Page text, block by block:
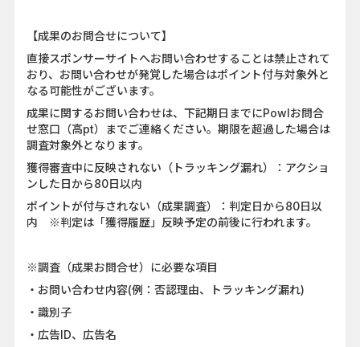
【成果のお問合せについて】
直接スポンサーサイトへお問い合わせすることは禁止されて
おり、お問い合わせが発覚した場合はポイント付与対象外と
なる可能性がございます。
成果に関するお問い合わせは、下記期日までにPowlお問合
せ窓口（高pt）までご連絡ください。期限を超過した場合は
調査対象外となります。
獲得審査中に反映されない（トラッキング漏れ）：アクショ
ンした日から80日以内
ポイントが付与されない（成果調査）：判定日から80日以
内 ※判定は「獲得履歴」反映予定の前後に行われます。
※調査（成果お問合せ）に必要な項目
・お問い合わせ内容(例：否認理由、トラッキング漏れ)
・識別子
・広告ID、広告名